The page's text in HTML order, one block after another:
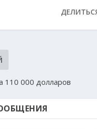
110 000 долларов